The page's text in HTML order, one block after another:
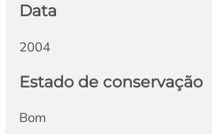
Data
2004
Estado de conservação
Bom